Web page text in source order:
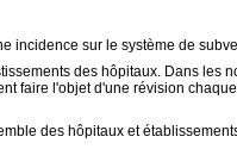
incidence sur le système de
des hôpitaux. Dans
faire l'objet d'une révision
des hôpitaux et